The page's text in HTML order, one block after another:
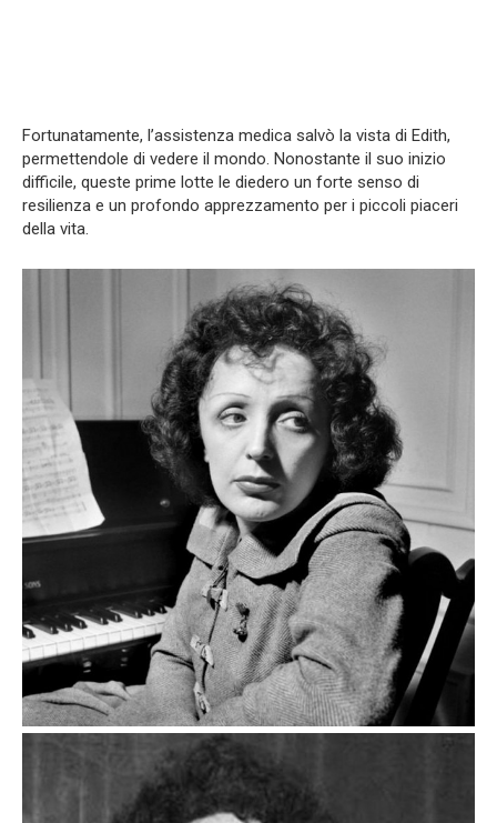
Fortunatamente, l’assistenza medica salvò la vista di Edith,
permettendole di vedere il mondo. Nonostante il suo inizio
difficile, queste prime lotte le diedero un forte senso di
resilienza e un profondo apprezzamento per i piccoli piaceri
della vita.